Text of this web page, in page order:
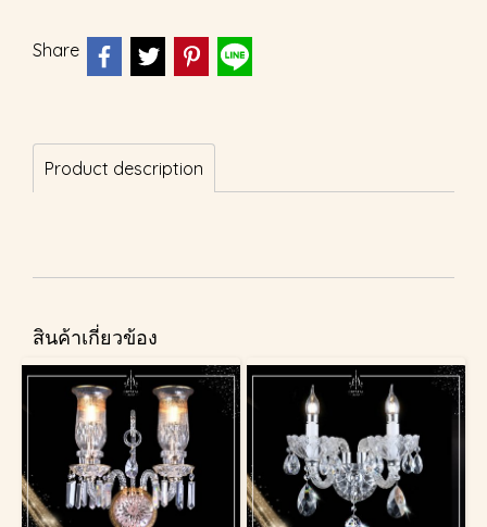
Share
Product description
สินค้าเกี่ยวข้อง